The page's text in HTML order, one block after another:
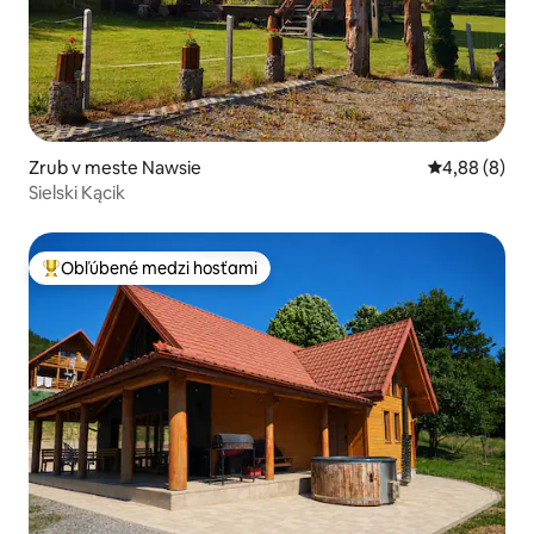
Zrub v meste Nawsie Priemerné
4,88 (8)
Sielski Kącik
Najobľúbenejšie medzi hosťami
Obľúbené medzi hosťami